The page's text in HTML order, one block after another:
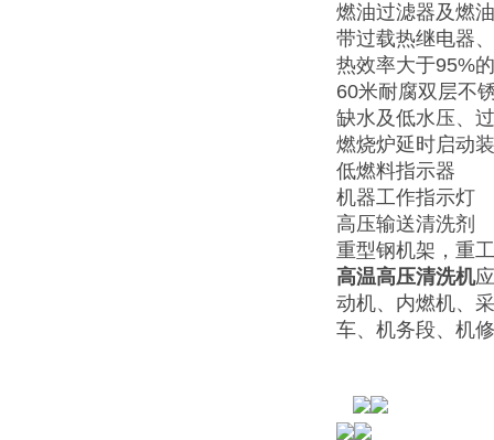
燃油过滤器及燃
带过载热继电器
热效率大于95%
60米耐腐双层不
缺水及低水压、
燃烧炉延时启动
低燃料指示器
机器工作指示灯
高压输送清洗剂
重型钢机架，重
高温高压清洗机
动机、内燃机、
车、机务段、机